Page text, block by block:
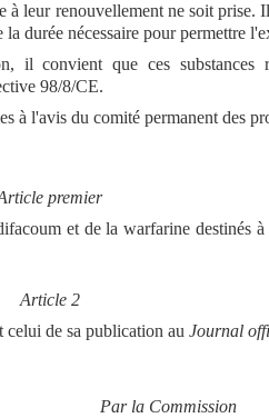
leur renouvellement ne soit prise.
durée nécessaire pour permettre
convient que ces substances
98/8/CE.
à l'avis du comité permanent des
premier
et de la warfarine destinés
Article 2
celui de sa publication au Journal
Par la Commission